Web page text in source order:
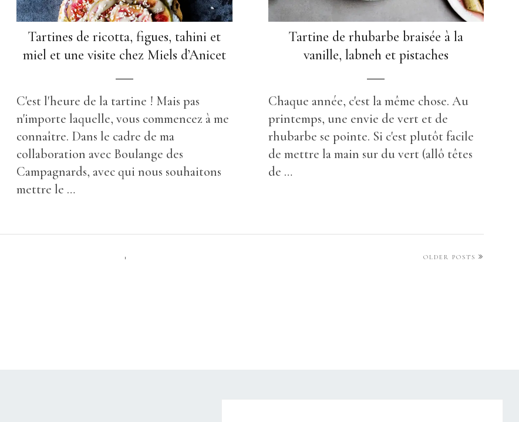
Tartines de ricotta, figues, tahini et
miel et une visite chez Miels d’Anicet
C'est l'heure de la tartine ! Mais pas
n'importe laquelle, vous commencez à me
connaître. Dans le cadre de ma
collaboration avec Boulange des
Campagnards, avec qui nous souhaitons
mettre le …
Tartine de rhubarbe braisée à la
vanille, labneh et pistaches
Chaque année, c'est la même chose. Au
printemps, une envie de vert et de
rhubarbe se pointe. Si c'est plutôt facile
de mettre la main sur du vert (allô têtes
de …
1 OLDER POSTS